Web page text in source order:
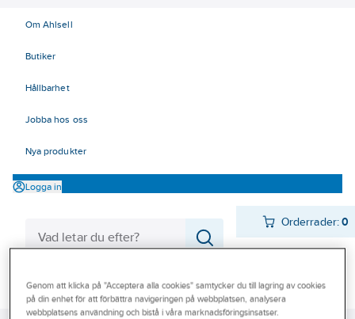
Om Ahlsell
Butiker
Hållbarhet
Jobba hos oss
Nya produkter
Logga in
Orderrader:0
Produkter
Varumärken
Beställ direkt
Genom att klicka på "Acceptera alla cookies" samtycker du till lagring av cookies
på din enhet för att förbättra navigeringen på webbplatsen, analysera
webbplatsens användning och bistå i våra marknadsföringsinsatser.